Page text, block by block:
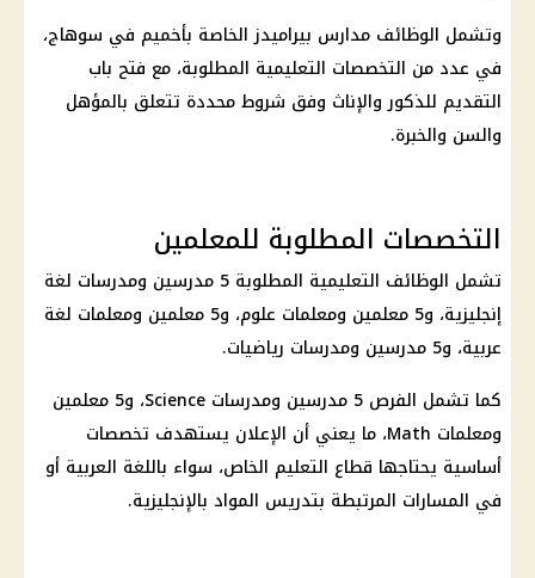
وتشمل الوظائف مدارس بيراميدز الخاصة بأخميم في سوهاج،
في عدد من التخصصات التعليمية المطلوبة، مع فتح باب
التقديم للذكور والإناث وفق شروط محددة تتعلق بالمؤهل
والسن والخبرة.
التخصصات المطلوبة للمعلمين
تشمل الوظائف التعليمية المطلوبة 5 مدرسين ومدرسات لغة
إنجليزية، و5 معلمين ومعلمات علوم، و5 معلمين ومعلمات لغة
عربية، و5 مدرسين ومدرسات رياضيات.
كما تشمل الفرص 5 مدرسين ومدرسات Science، و5 معلمين
ومعلمات Math، ما يعني أن الإعلان يستهدف تخصصات
أساسية يحتاجها قطاع التعليم الخاص، سواء باللغة العربية أو
في المسارات المرتبطة بتدريس المواد بالإنجليزية.